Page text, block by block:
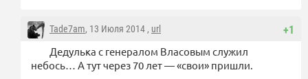
+1
Tade7am, 13 Июля 2014 , url
Дедулька с генералом Власовым служил
небось… А тут через 70 лет — «свои» пришли.